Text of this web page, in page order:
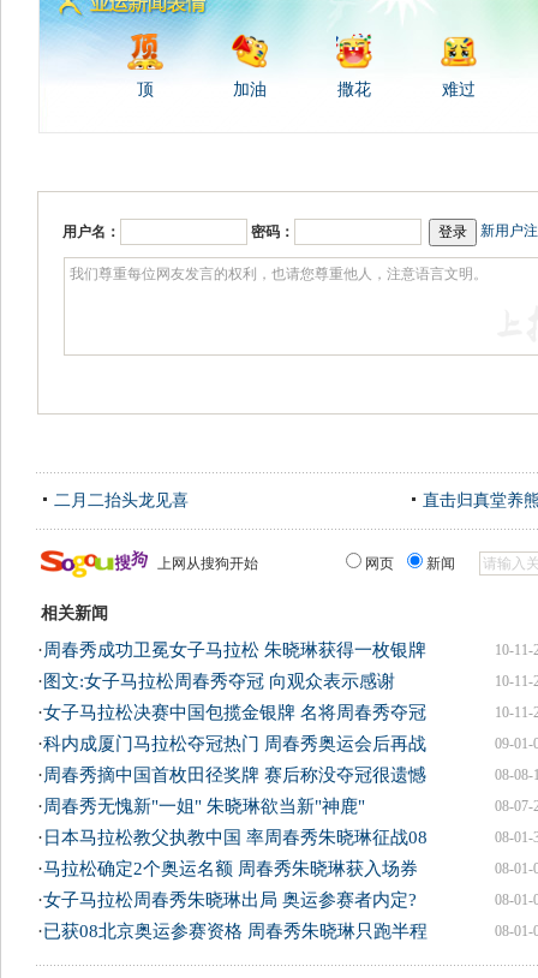
顶 加油 撒花 难过
用户名： 密码： 新用户
二月二抬头龙见喜 直击归真堂养
上网从搜狗开始 网页 新闻
相关新闻
10-11-
·周春秀成功卫冕女子马拉松 朱晓琳获得一枚银牌
10-11-
· 图文:女子马拉松周春秀夺冠 向观众表示感谢
10-11-
·女子马拉松决赛中国包揽金银牌 名将周春秀夺冠
09-01-
·科内成厦门马拉松夺冠热门 周春秀奥运会后再战
08-08-
·周春秀摘中国首枚田径奖牌 赛后称没夺冠很遗憾
08-07-
·周春秀无愧新"一姐" 朱晓琳欲当新"神鹿"
08-01-
· 日本马拉松教父执教中国 率周春秀朱晓琳征战08
08-01-
·马拉松确定2个奥运名额 周春秀朱晓琳获入场券
08-01-
·女子马拉松周春秀朱晓琳出局 奥运参赛者内定?
08-01-
·已获08北京奥运参赛资格 周春秀朱晓琳只跑半程